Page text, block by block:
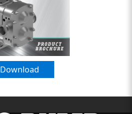
Download